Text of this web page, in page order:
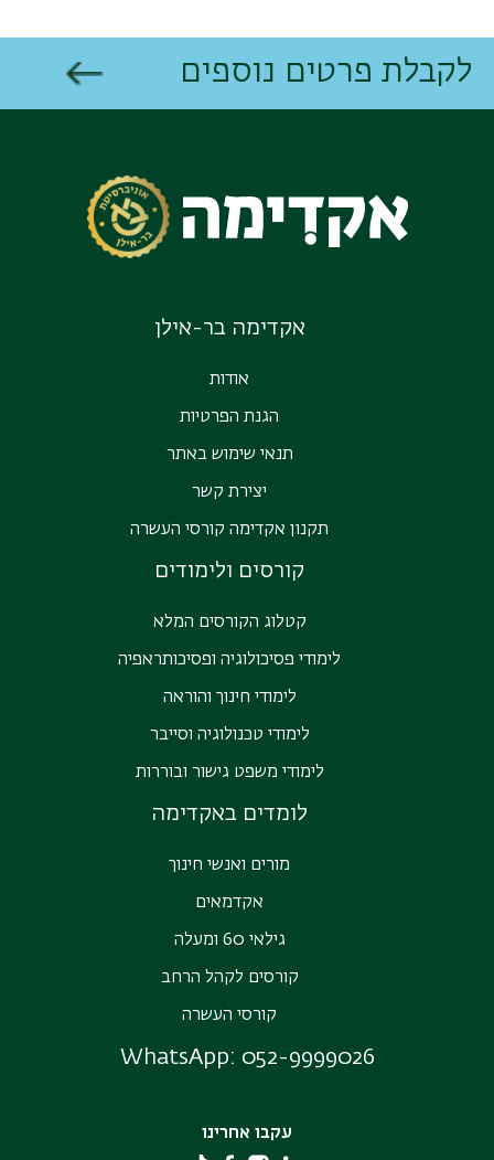
לקבלת פרטים נוספים
WhatsApp: 052-9999026
אקדימה בר-אילן
אודות
הגנת הפרטיות
תנאי שימוש באתר
יצירת קשר
תקנון אקדימה קורסי העשרה
קורסים ולימודים
קטלוג הקורסים המלא
לימודי פסיכולוגיה ופסיכותראפיה
לימודי חינוך והוראה
לימודי טכנולוגיה וסייבר
לימודי משפט גישור ובוררות
לומדים באקדימה
מורים ואנשי חינוך
אקדמאים
גילאי 60 ומעלה
קורסים לקהל הרחב
קורסי העשרה
עקבו אחרינו